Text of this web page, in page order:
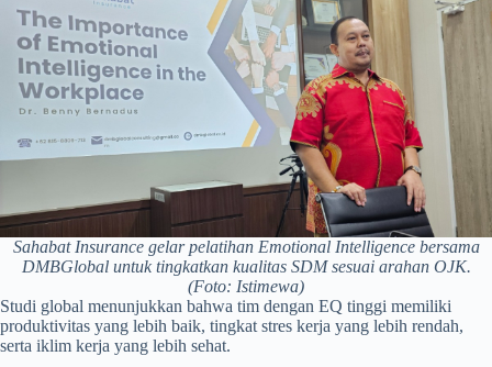
Sahabat Insurance gelar pelatihan Emotional Intelligence bersama
DMBGlobal untuk tingkatkan kualitas SDM sesuai arahan OJK.
(Foto: Istimewa)
Studi global menunjukkan bahwa tim dengan EQ tinggi memiliki
produktivitas yang lebih baik, tingkat stres kerja yang lebih rendah,
serta iklim kerja yang lebih sehat.